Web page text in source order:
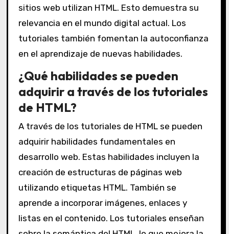
sitios web utilizan HTML. Esto demuestra su
relevancia en el mundo digital actual. Los
tutoriales también fomentan la autoconfianza
en el aprendizaje de nuevas habilidades.
¿Qué habilidades se pueden
adquirir a través de los tutoriales
de HTML?
A través de los tutoriales de HTML se pueden
adquirir habilidades fundamentales en
desarrollo web. Estas habilidades incluyen la
creación de estructuras de páginas web
utilizando etiquetas HTML. También se
aprende a incorporar imágenes, enlaces y
listas en el contenido. Los tutoriales enseñan